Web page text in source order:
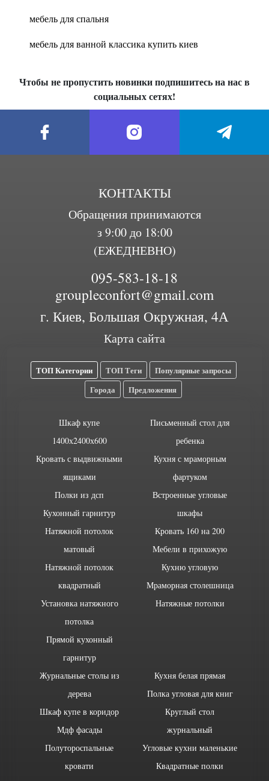
мебель для спальня
мебель для ванной классика купить киев
Чтобы не пропустить новинки подпишитесь на нас в
социальных сетях!
КОНТАКТЫ
Обращения принимаются
з 9:00 до 18:00
(ЕЖЕДНЕВНО)
095-583-18-18
groupleconfort@gmail.com
г. Киев, Большая Окружная, 4А
Карта сайта
ТОП Категории ТОП Теги
Популярные запросы
Города
Предложения
Шкаф купе
1400х2400х600
Кровать с выдвижными
ящиками
Полки из дсп
Кухонный гарнитур
Натяжной потолок
матовый
Натяжной потолок
квадратный
Установка натяжного
потолка
Прямой кухонный
гарнитур
Письменный стол для
ребенка
Кухня с мраморным
фартуком
Встроенные угловые
шкафы
Кровать 160 на 200
Мебели в прихожую
Кухню угловую
Мраморная столешница
Натяжные потолки
Журнальные столы из
дерева
Шкаф купе в коридор
Мдф фасады
Полутороспальные
кровати
Кухня белая прямая
Полка угловая для книг
Круглый стол
журнальный
Угловые кухни маленькие
Квадратные полки